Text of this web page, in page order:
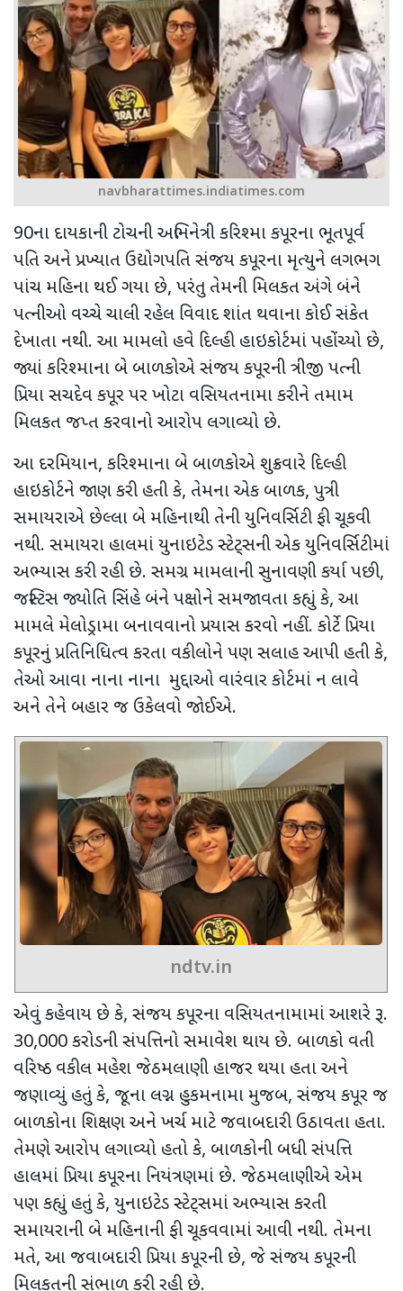
navbharattimes.indiatimes.com
90ના દાયકાની ટોચની અભિનેત્રી કરિશ્મા કપૂરના ભૂતપૂર્વ
પતિ અને પ્રખ્યાત ઉદ્યોગપતિ સંજય કપૂરના મૃત્યુને લગભગ
પાંચ મહિના થઈ ગયા છે, પરંતુ તેમની મિલકત અંગે બંને
પત્નીઓ વચ્ચે ચાલી રહેલ વિવાદ શાંત થવાના કોઈ સંકેત
દેખાતા નથી. આ મામલો હવે દિલ્હી હાઇકોર્ટમાં પહોંચ્યો છે,
જ્યાં કરિશ્માના બે બાળકોએ સંજય કપૂરની ત્રીજી પત્ની
પ્રિયા સચદેવ કપૂર પર ખોટા વસિયતનામા કરીને તમામ
મિલકત જપ્ત કરવાનો આરોપ લગાવ્યો છે.
આ દરમિયાન, કરિશ્માના બે બાળકોએ શુક્રવારે દિલ્હી
હાઇકોર્ટને જાણ કરી હતી કે, તેમના એક બાળક, પુત્રી
સમાયરાએ છેલ્લા બે મહિનાથી તેની યુનિવર્સિટી ફી ચૂકવી
નથી. સમાયરા હાલમાં યુનાઇટેડ સ્ટેટ્સની એક યુનિવર્સિટીમાં
અભ્યાસ કરી રહી છે. સમગ્ર મામલાની સુનાવણી કર્યા પછી,
જસ્ટિસ જ્યોતિ સિંહે બંને પક્ષોને સમજાવતા કહ્યું કે, આ
મામલે મેલોડ્રામા બનાવવાનો પ્રયાસ કરવો નહીં. કોર્ટે પ્રિયા
કપૂરનું પ્રતિનિધિત્વ કરતા વકીલોને પણ સલાહ આપી હતી કે,
તેઓ આવા નાના નાના મુદ્દાઓ વારંવાર કોર્ટમાં ન લાવે
અને તેને બહાર જ ઉકેલવો જોઈએ.
ndtv.in
એવું કહેવાય છે કે, સંજય કપૂરના વસિયતનામામાં આશરે રૂ.
30,000 કરોડની સંપત્તિનો સમાવેશ થાય છે. બાળકો વતી
વરિષ્ઠ વકીલ મહેશ જેઠમલાણી હાજર થયા હતા અને
જણાવ્યું હતું કે, જૂના લગ્ન હુકમનામા મુજબ, સંજય કપૂર જ
બાળકોના શિક્ષણ અને ખર્ચ માટે જવાબદારી ઉઠાવતા હતા.
તેમણે આરોપ લગાવ્યો હતો કે, બાળકોની બધી સંપત્તિ
હાલમાં પ્રિયા કપૂરના નિયંત્રણમાં છે. જેઠમલાણીએ એમ
પણ કહ્યું હતું કે, યુનાઇટેડ સ્ટેટ્સમાં અભ્યાસ કરતી
સમાયરાની બે મહિનાની ફી ચૂકવવામાં આવી નથી. તેમના
મતે, આ જવાબદારી પ્રિયા કપૂરની છે, જે સંજય કપૂરની
મિલકતની સંભાળ કરી રહી છે.